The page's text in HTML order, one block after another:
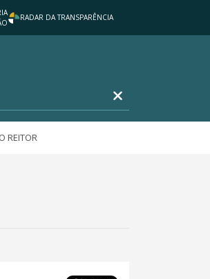
RADAR DA TRANSPARÊNCIA
REITOR